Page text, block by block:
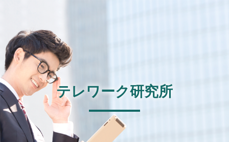
テレワーク研究所